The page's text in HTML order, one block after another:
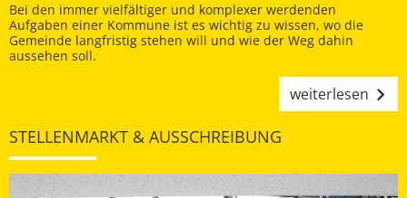
Bei den immer vielfältiger und komplexer werdenden
Aufgaben einer Kommune ist es wichtig zu wissen, wo die
Gemeinde langfristig stehen will und wie der Weg dahin
aussehen soll.
weiterlesen
STELLENMARKT & AUSSCHREIBUNG